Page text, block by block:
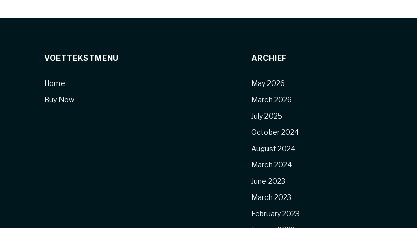
VOETTEKSTMENU
Home
Buy Now
ARCHIEF
May 2026
March 2026
July 2025
October 2024
August 2024
March 2024
June 2023
March 2023
February 2023